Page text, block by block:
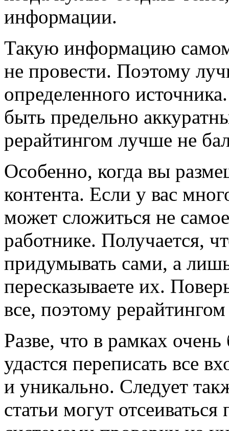
информации.
Такую информацию
не провести. Поэтому
определенного
быть предельно
рерайтингом лучше не
Особенно, когда вы
контента. Если у вас
может сложиться не
работнике. Получается,
придумывать сами, а
пересказываете их.
все, поэтому
Разве, что в рамках
удастся переписать все
и уникально. Следует
статьи могут